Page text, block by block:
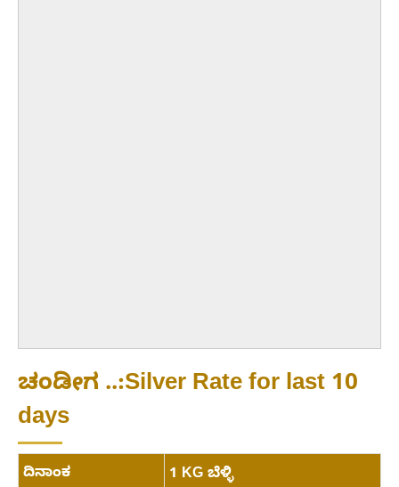
ಚಂಡೀಗ ..:Silver Rate for last 10
days
ದಿನಾಂಕ
1 KG ಬೆಳ್ಳಿ